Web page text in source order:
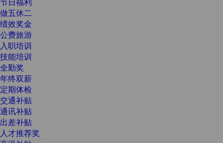
做五休二
绩效奖金
公费旅游
入职培训
技能培训
全勤奖
年终双薪
定期体检
交通补贴
通讯补贴
出差补贴
人才推荐奖